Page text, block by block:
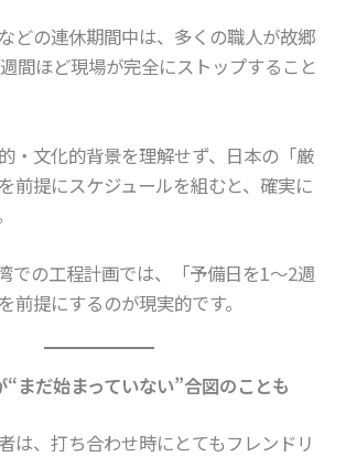
どの連休期間中は、多くの職人が故郷
間ほど現場が完全にストップすること
・文化的背景を理解せず、日本の「厳
前提にスケジュールを組むと、確実に
での工程計画では、「予備日を1〜2週
前提にするのが現実的です。
“まだ始まっていない”合図のことも
は、打ち合わせ時にとてもフレンドリ